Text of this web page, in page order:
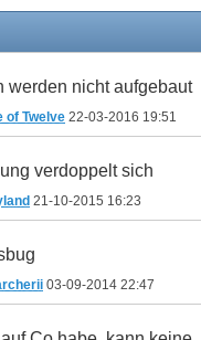
werden nicht aufgebaut
of Twelve 22-03-2016 19:51
verdoppelt sich
21-10-2015 16:23
03-09-2014 22:47